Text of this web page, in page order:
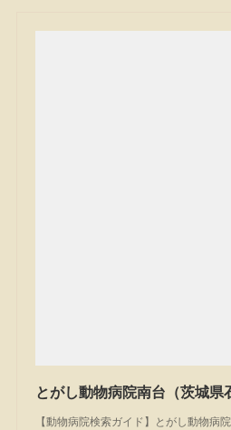
とがし動物病院南台（茨城県
【動物病院検索ガイド】とがし動物病